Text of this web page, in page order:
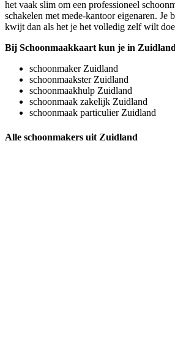
het vaak slim om een professioneel
schakelen met mede-kantoor eigenaren. Je
kwijt dan als het je het volledig zelf wilt
Bij Schoonmaakkaart kun je in
schoonmaker Zuidland
schoonmaakster Zuidland
schoonmaakhulp Zuidland
schoonmaak zakelijk Zuidland
schoonmaak particulier Zuidland
Alle schoonmakers uit Zuidland